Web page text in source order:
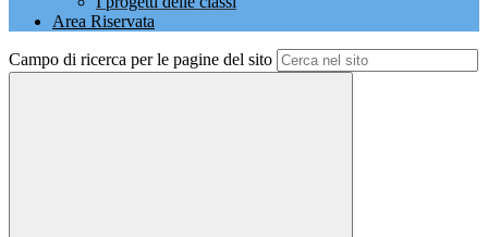
Area Riservata
Campo di ricerca per le pagine del sito